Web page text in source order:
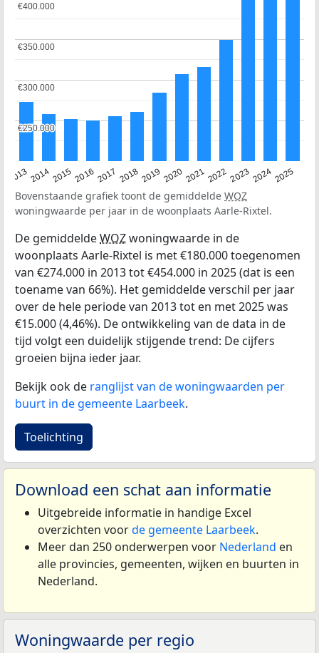
20132014201520162017 20182019 202020212022202320242025
€250.000
€250.000
€300.000
€300.000
€350.000
€350.000
€400.000
€400.000
Bovenstaande grafiek toont de gemiddelde WOZ
woningwaarde per jaar in de woonplaats Aarle-Rixtel.
De gemiddeldeWOZwoningwaarde in de
woonplaats Aarle-Rixtel is met €180.000 toegenomen
van €274.000 in 2013 tot €454.000 in 2025 (dat is een
toename van 66%). Het gemiddelde verschil per jaar
over de hele periode van 2013 tot en met 2025 was
€15.000 (4,46%). De ontwikkeling van de data in de
tijd volgt een duidelijk stijgende trend: De cijfers
groeien bijna ieder jaar.
Bekijk ook de ranglijst van de woningwaarden per
buurt in de gemeente Laarbeek.
Toelichting
Download een schat aan informatie
Uitgebreide informatie in handige Excel
overzichten voorde gemeente Laarbeek.
Meer dan 250 onderwerpen voor Nederland en
alle provincies, gemeenten, wijken en buurten in
Nederland.
Woningwaarde per regio